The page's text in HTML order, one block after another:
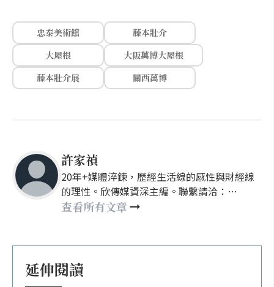
忠泰美術館
藤本壯介
大屋根
大阪萬博大屋根
藤本壯介展
關西萬博
許家禎
20年+媒體淬鍊，歷經生活線的感性與財經線
的理性。欣傳媒資深主編。聯繫請洽：
nellyhsu@xinmedia.com
查看所有文章
延伸閱讀